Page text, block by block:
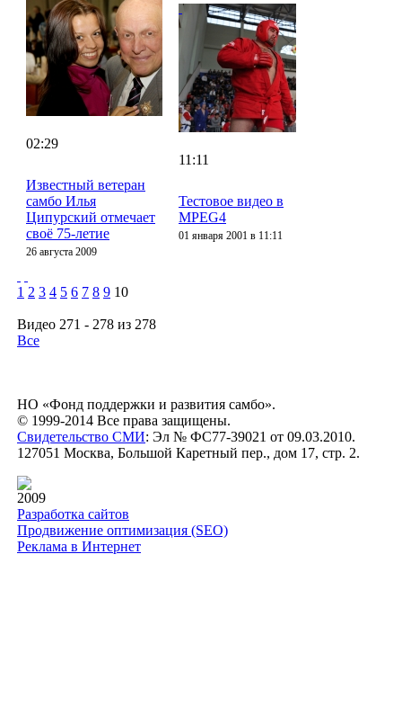
02:29
Известный ветеран
самбо Илья
Ципурский отмечает
своё 75-летие
26 августа 2009
11:11
Тестовое видео в
MPEG4
01 января 2001 в 11:11
1 2 3 4 5 6 7 8 9 10
Видео 271 - 278 из 278
Все
НО «Фонд поддержки и развития самбо».
© 1999-2014 Все права защищены.
Свидетельство СМИ: Эл № ФС77-39021 от 09.03.2010.
127051 Москва, Большой Каретный пер., дом 17, стр. 2.
2009
Разработка сайтов
Продвижение оптимизация (SEO)
Реклама в Интернет